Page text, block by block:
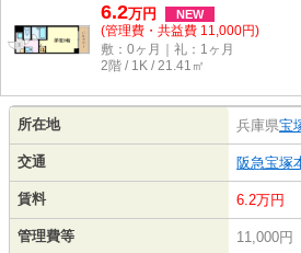
6.2万円 NEW
(管理費・共益費 11,000円)
敷：0ヶ月｜礼：1ヶ月
2階 / 1K / 21.41㎡
所在地 兵庫県宝
交通 阪急宝塚
賃料 6.2万円
管理費等 11,000円